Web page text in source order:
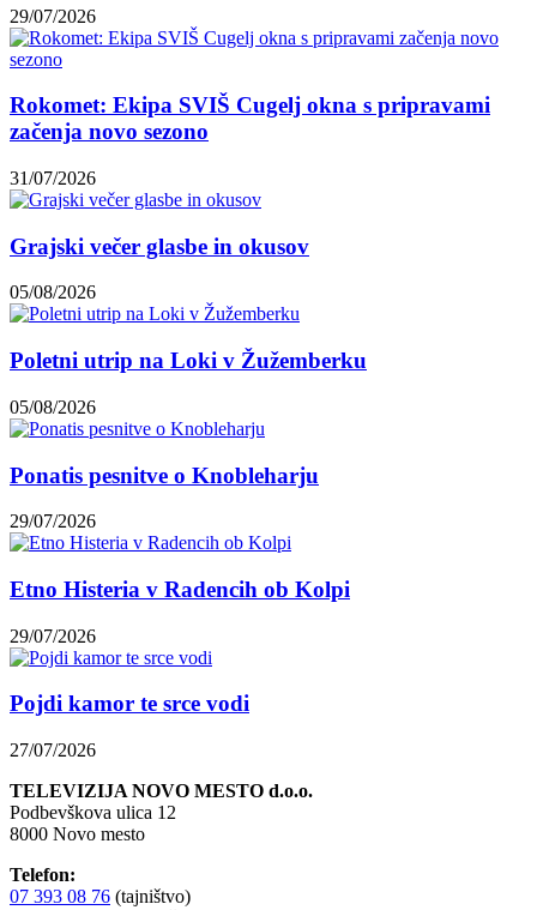
29/07/2026
Rokomet: Ekipa SVIŠ Cugelj okna s pripravami
začenja novo sezono
31/07/2026
Grajski večer glasbe in okusov
05/08/2026
Poletni utrip na Loki v Žužemberku
05/08/2026
Ponatis pesnitve o Knobleharju
29/07/2026
Etno Histeria v Radencih ob Kolpi
29/07/2026
Pojdi kamor te srce vodi
27/07/2026
TELEVIZIJA NOVO MESTO d.o.o.
Podbevškova ulica 12
8000 Novo mesto
Telefon:
07 393 08 76 (tajništvo)